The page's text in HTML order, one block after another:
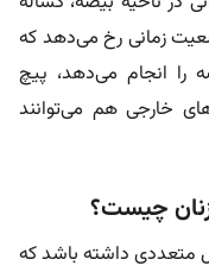
زمانی رخ می‌دهد که
را انجام می‌دهد، پیچ
خارجی هم می‌توانند
چیست؟
متعددی داشته باشد که